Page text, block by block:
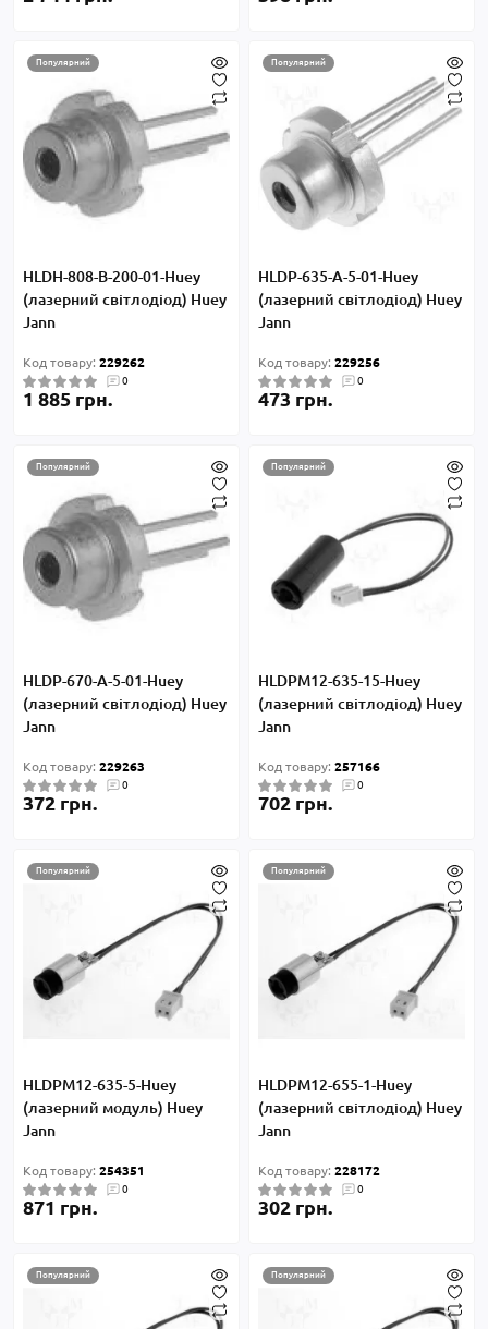
Популярний
HLDH-808-B-200-01-Huey
(лазерний світлодіод) Huey
Jann
Код товару: 229262
0
1 885 грн.
Популярний
HLDP-635-А-5-01-Huey
(лазерний світлодіод) Huey
Jann
Код товару: 229256
0
473 грн.
Популярний
HLDP-670-А-5-01-Huey
(лазерний світлодіод) Huey
Jann
Код товару: 229263
0
372 грн.
Популярний
HLDPM12-635-15-Huey
(лазерний світлодіод) Huey
Jann
Код товару: 257166
0
702 грн.
Популярний
HLDPM12-635-5-Huey
(лазерний модуль) Huey
Jann
Код товару: 254351
0
871 грн.
Популярний
HLDPM12-655-1-Huey
(лазерний світлодіод) Huey
Jann
Код товару: 228172
0
302 грн.
Популярний Популярний